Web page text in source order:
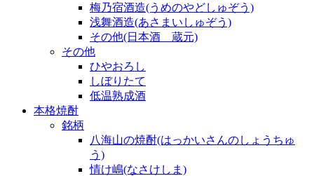
梅乃宿酒造(うめのやどしゅぞう)
浅舞酒造(あさまいしゅぞう)
その他(日本酒 蔵元)
その他
ひやおろし
しぼりたて
低温熟成酒
本格焼酎
銘柄
八海山の焼酎(はっかいさんのしょうちゅ
う)
情け嶋(なさけしま)